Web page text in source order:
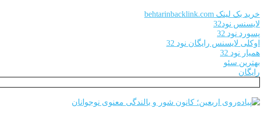
خرید بک لینک behtarinbacklink.com
لایسنس نود32
پسورد نود 32
اوکلی لایسنس رایگان نود 32
همیار نود 32
بهترین سئو
رایگان